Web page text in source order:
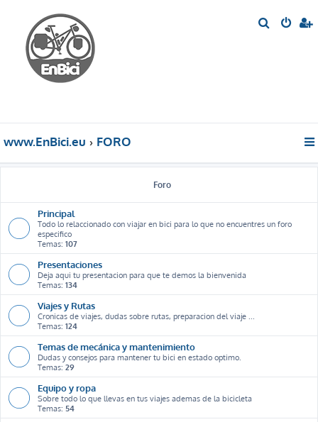
www.EnBici.eu FORO
Foro
Principal
Todo lo relaccionado con viajar en bici para lo que no encuentres un foro
especifico
Temas: 107
Presentaciones
Deja aqui tu presentacion para que te demos la bienvenida
Temas: 134
Viajes y Rutas
Cronicas de viajes, dudas sobre rutas, preparacion del viaje ...
Temas: 124
Temas de mecánica y mantenimiento
Dudas y consejos para mantener tu bici en estado optimo.
Temas: 29
Equipo y ropa
Sobre todo lo que llevas en tus viajes ademas de la bicicleta
Temas: 54